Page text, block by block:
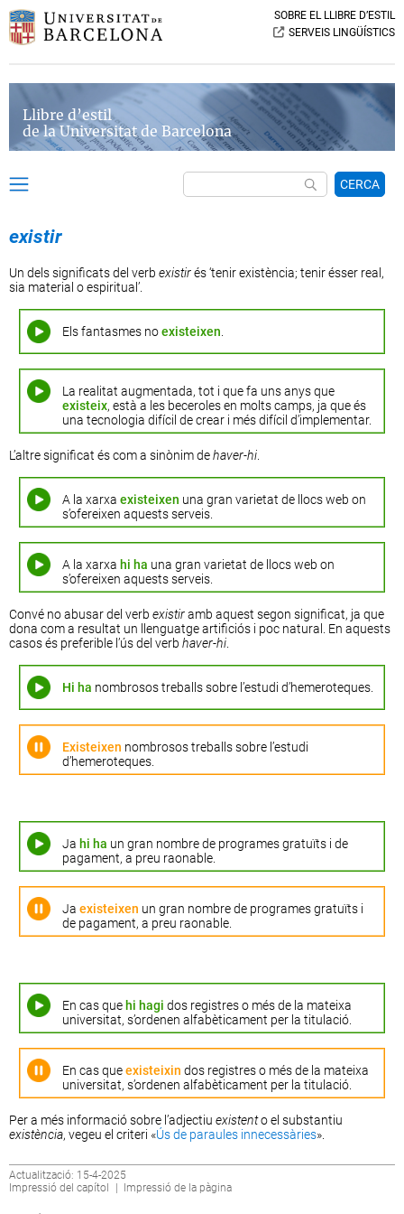
SOBRE EL LLIBRE D’ESTIL
SERVEIS LINGÜÍSTICS
Llibre d’estil
de la Universitat de Barcelona
CERCA
existir
Un dels significats del verb existirés ‘tenir existència; tenir ésser real,
sia material o espiritual’.
Els fantasmes noexisteixen.
La realitat augmentada, tot i que fa uns anys que
existeix, està a les beceroles en molts camps, ja que és
una tecnologia difícil de crear i més difícil d’implementar.
L’altre significat és com a sinònim dehaver-hi.
A la xarxaexisteixen una gran varietat de llocs web on
s’ofereixen aquests serveis.
A la xarxa hi ha una gran varietat de llocs web on
s’ofereixen aquests serveis.
Convé no abusar del verb existiramb aquest segon significat, ja que
dona com a resultat un llenguatge artificiós i poc natural. En aquests
casos és preferible l’ús del verb haver-hi.
Hi ha nombrosos treballs sobre l’estudi d’hemeroteques.
Existeixen nombrosos treballs sobre l’estudi
d’hemeroteques.
Ja hi ha un gran nombre de programes gratuïts i de
pagament, a preu raonable.
Jaexisteixen un gran nombre de programes gratuïts i
de pagament, a preu raonable.
En cas que hi hagi dos registres o més de la mateixa
universitat, s’ordenen alfabèticament per la titulació.
En cas queexisteixin dos registres o més de la mateixa
universitat, s’ordenen alfabèticament per la titulació.
Per a més informació sobre l’adjectiu existento el substantiu
existència, vegeu el criteri «Ús de paraules innecessàries».
Actualització: 15-4-2025
Impressió del capítol
| Impressió de la pàgina